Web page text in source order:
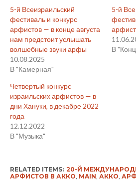
5-й Всеизраильский
фестиваль и конкурс
арфистов — в конце августа
нам предстоит услышать
волшебные звуки арфы
10.08.2025
В "Камерная"
5-й
В
Четвертый конкурс
израильских арфистов — в
дни Хануки, в декабре 2022
года
12.12.2022
В "Музыка"
RELATED ITEMS: 20-Й
АРФИСТОВ В АККО, MAIN, АККО,